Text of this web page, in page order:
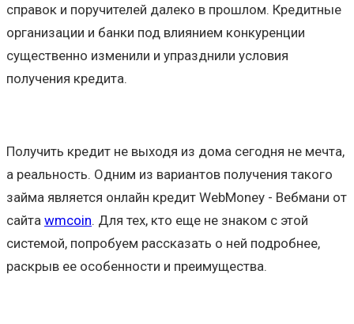
справок и поручителей далеко в прошлом. Кредитные
организации и банки под влиянием конкуренции
существенно изменили и упразднили условия
получения кредита.
Получить кредит не выходя из дома сегодня не мечта,
а реальность. Одним из вариантов получения такого
займа является онлайн кредит WebMoney - Вебмани от
сайта wmcoin. Для тех, кто еще не знаком с этой
системой, попробуем рассказать о ней подробнее,
раскрыв ее особенности и преимущества.